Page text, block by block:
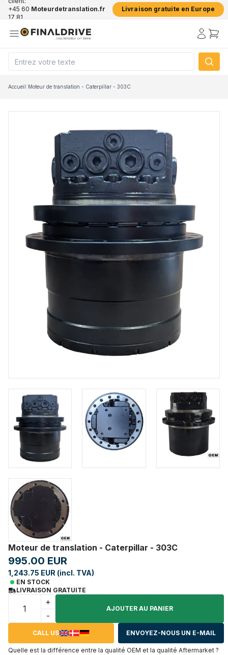
+45 60
17 81
Moteurdetranslation.fr Livraison gratuite en Europe
Accueil/Moteur de translation - Caterpillar - 303C
Moteur de translation - Caterpillar - 303C
995.00 EUR
1,243.75 EUR (incl. TVA)
EN STOCK
LIVRAISON GRATUITE
+
-
AJOUTER AU PANIER
CALL US ENVOYEZ-NOUS UN E-MAIL
Quelle est la différence entre la qualité OEM et la qualité Aftermarket ?